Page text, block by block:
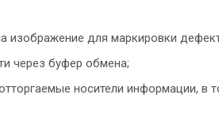
изображение для маркировки
через буфер обмена;
носители информации, в